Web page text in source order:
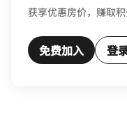
获享优惠房价，赚取
免费加入 登